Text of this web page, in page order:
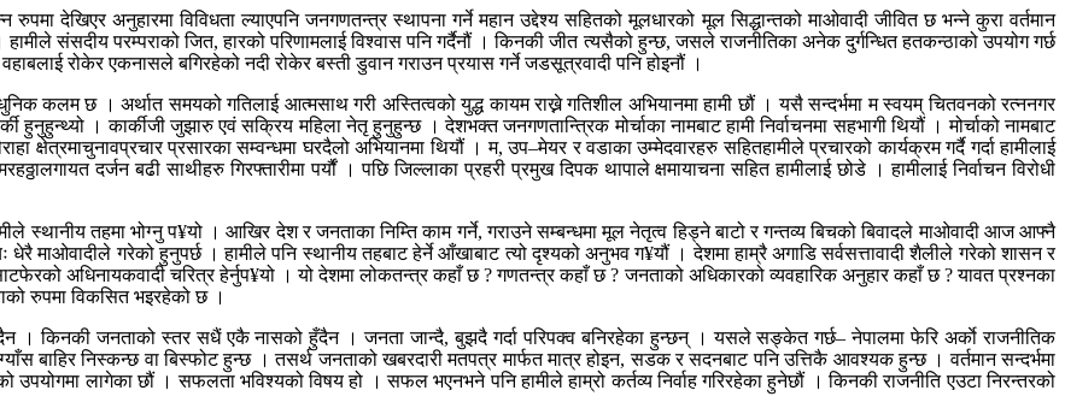
रुपमा देखिएर अनुहारमा विविधता ल्याएपनि जनगणतन्त्र स्थापना गर्ने महान उद्देश्य सहितको मूलधारको मूल सिद्धान्तको माओवादी जीवित छ भन्ने कुरा वर्तमान
हामीले संसदीय परम्पराको जित, हारको परिणामलाई विश्वास पनि गर्दैनौं । किनकी जीत त्यसैको हुन्छ, जसले राजनीतिका अनेक दुर्गन्धित हतकन्ठाको उपयोग गर्छ
रोकेर एकनासले बगिरहेको नदी रोकेर बस्ती डुवान गराउन प्रयास गर्ने जडसूत्रवादी पनि होइनौं ।
कलम छ । अर्थात समयको गतिलाई आत्मसाथ गरी अस्तित्वको युद्ध कायम राख्ने गतिशील अभियानमा हामी छौं । यसै सन्दर्भमा म स्वयम् चितवनको रत्ननगर
हुनुहुन्थ्यो । कार्कीजी जुझारु एवं सक्रिय महिला नेतृ हुनुहुन्छ । देशभक्त जनगणतान्त्रिक मोर्चाका नामबाट हामी निर्वाचनमा सहभागी थियौं । मोर्चाको नामबाट
क्षेत्रमाचुनावप्रचार प्रसारका सम्वन्धमा घरदैलो अभियानमा थियौं । म, उप–मेयर र वडाका उम्मेदवारहरु सहितहामीले प्रचारको कार्यक्रम गर्दै गर्दा हामीलाई
दर्जन बढी साथीहरु गिरफ्तारीमा पर्यौं । पछि जिल्लाका प्रहरी प्रमुख दिपक थापाले क्षमायाचना सहित हामीलाई छोडे । हामीलाई निर्वाचन विरोधी
स्थानीय तहमा भोग्नु प¥यो । आखिर देश र जनताका निम्ति काम गर्ने, गराउने सम्बन्धमा मूल नेतृत्व हिड्ने बाटो र गन्तव्य बिचको बिवादले माओवादी आज आफ्नै
माओवादीले गरेको हुनुपर्छ । हामीले पनि स्थानीय तहबाट हेर्ने आँखाबाट त्यो दृश्यको अनुभव ग¥यौं । देशमा हाम्रै अगाडि सर्वसत्तावादी शैलीले गरेको शासन र
साटफेरको अधिनायकवादी चरित्र हेर्नुप¥यो । यो देशमा लोकतन्त्र कहाँ छ ? गणतन्त्र कहाँ छ ? जनताको अधिकारको व्यवहारिक अनुहार कहाँ छ ? यावत प्रश्नका
रुपमा विकसित भइरहेको छ ।
। किनकी जनताको स्तर सधैं एकै नासको हुँदैन । जनता जान्दै, बुझदै गर्दा परिपक्व बनिरहेका हुन्छन् । यसले सङ्केत गर्छ– नेपालमा फेरि अर्काे राजनीतिक
बाहिर निस्कन्छ वा बिस्फोट हुन्छ । तसर्थ जनताको खबरदारी मतपत्र मार्फत मात्र होइन, सडक र सदनबाट पनि उत्तिकै आवश्यक हुन्छ । वर्तमान सन्दर्भमा
उपयोगमा लागेका छौं । सफलता भविश्यको विषय हो । सफल भएनभने पनि हामीले हाम्रो कर्तव्य निर्वाह गरिरहेका हुनेछौं । किनकी राजनीति एउटा निरन्तरको